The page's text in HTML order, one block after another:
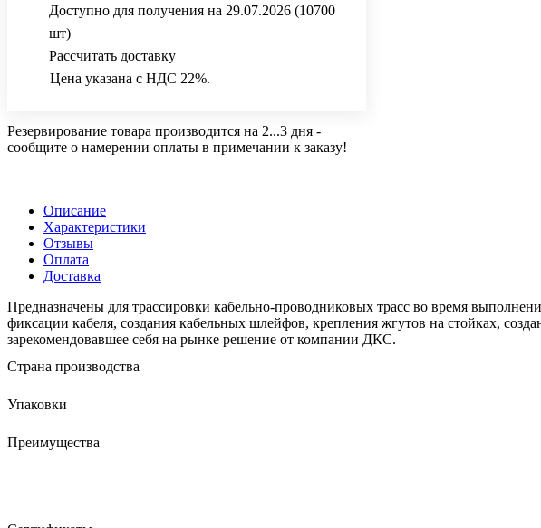
Доступно для получения на 29.07.2026 (10700
шт)
Рассчитать доставку
Цена указана с НДС 22%.
Резервирование товара производится на 2...3 дня -
сообщите о намерении оплаты в примечании к заказу!
Описание
Характеристики
Отзывы
Оплата
Доставка
Предназначены для трассировки кабельно-проводниковых трасс во время
фиксации кабеля, создания кабельных шлейфов, крепления жгутов на стойках,
зарекомендовавшее себя на рынке решение от компании ДКС.
Страна производства
Упаковки
Преимущества